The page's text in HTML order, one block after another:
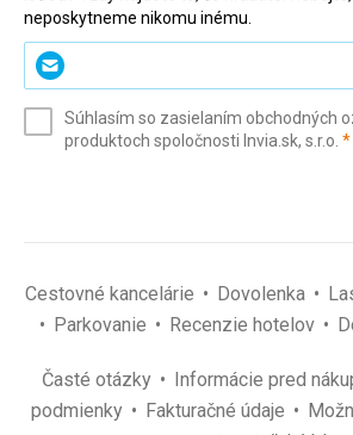
neposkytneme nikomu inému.
Zadajte
svoj
(povinné)
Súhlasím so zasielaním obchodných
produktoch spoločnosti Invia.sk, s.r.o. *
Cestovné kancelárie Dovolenka
Parkovanie
Recenzie hotelov
Časté otázky Informácie pred
podmienky
Fakturačné údaje